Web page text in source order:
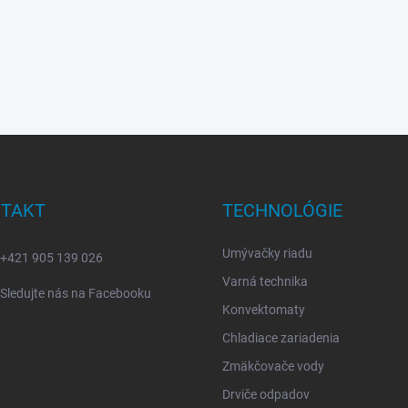
+421 905 139 026
Sledujte nás na Facebooku
TECHNOLÓGIE
Umývačky riadu
Varná technika
Konvektomaty
Chladiace zariadenia
Zmäkčovače vody
Drviče odpadov